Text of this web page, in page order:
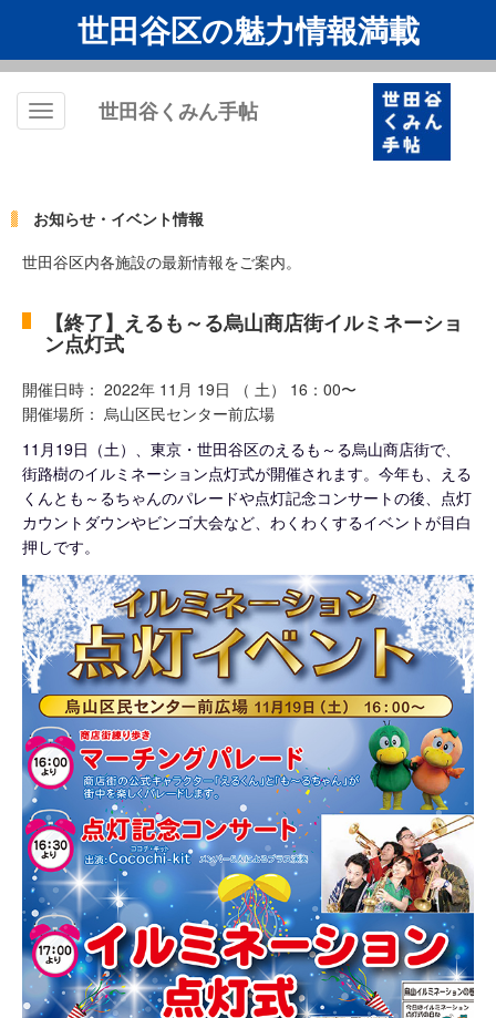
世田谷区の魅力情報満載
Toggle
世田谷くみん手帖
お知らせ・イベント情報
世田谷区内各施設の最新情報をご案内。
【終了】えるも～る烏山商店街イルミネーショ
ン点灯式
開催日時： 2022年 11月 19日 （ 土） 16：00〜
開催場所： 烏山区民センター前広場
11月19日（土）、東京・世田谷区のえるも～る烏山商店街で、
街路樹のイルミネーション点灯式が開催されます。今年も、える
くんとも～るちゃんのパレードや点灯記念コンサートの後、点灯
カウントダウンやビンゴ大会など、わくわくするイベントが目白
押しです。